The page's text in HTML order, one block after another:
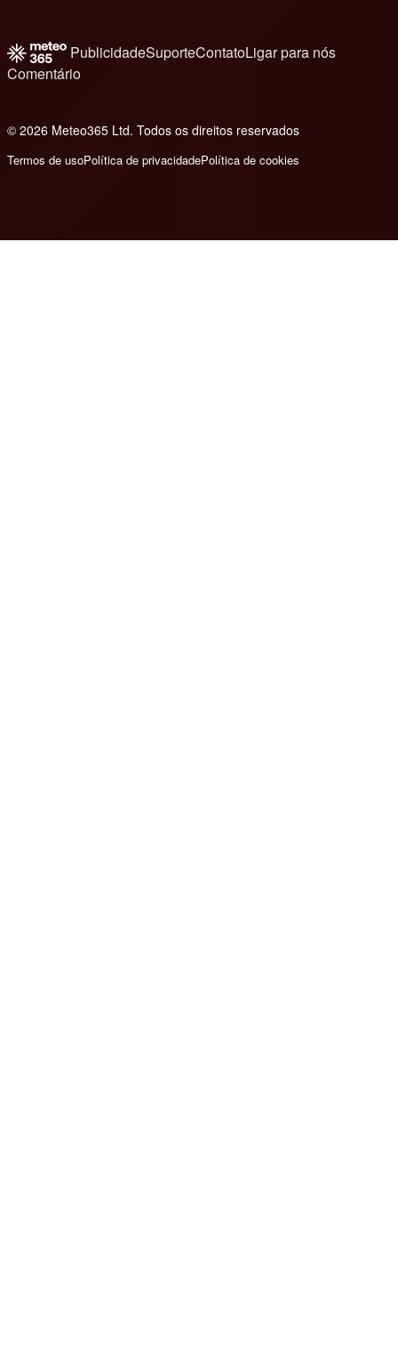
PublicidadeSuporteContatoLigar para nós
Comentário
© 2026 Meteo365 Ltd. Todos os direitos reservados
Termos de usoPolítica de privacidadePolítica de cookies